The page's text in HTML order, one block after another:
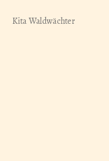
Kita Waldwächter